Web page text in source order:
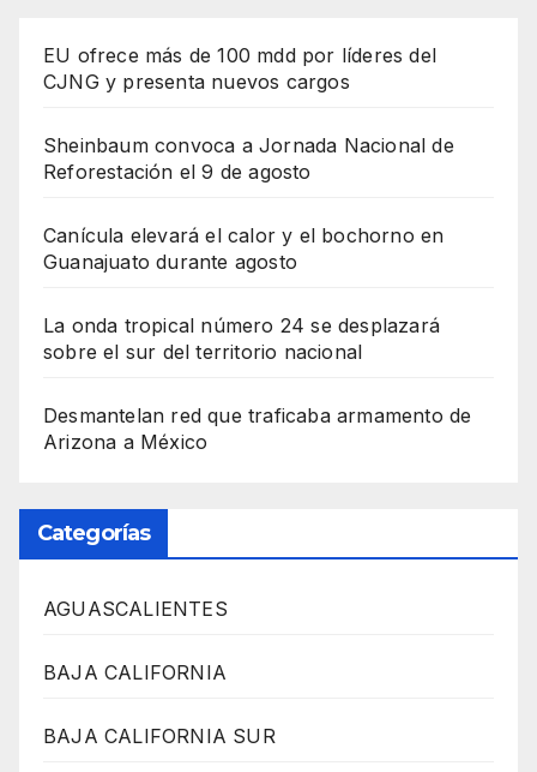
EU ofrece más de 100 mdd por líderes del
CJNG y presenta nuevos cargos
Sheinbaum convoca a Jornada Nacional de
Reforestación el 9 de agosto
Canícula elevará el calor y el bochorno en
Guanajuato durante agosto
La onda tropical número 24 se desplazará
sobre el sur del territorio nacional
Desmantelan red que traficaba armamento de
Arizona a México
Categorías
AGUASCALIENTES
BAJA CALIFORNIA
BAJA CALIFORNIA SUR